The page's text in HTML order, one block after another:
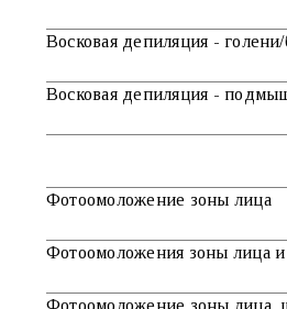
Восковая депиляция -
Восковая депиляция -
Фотоомоложение зоны лица
Фотоомоложения зоны лица
Фотоомоложение зоны лица,